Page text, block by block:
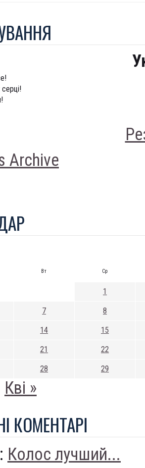
Archive
Вт Ср
1
7 8
14 15
21 22
28 29
Кві »
КОМЕНТАРI
Колос лучший...